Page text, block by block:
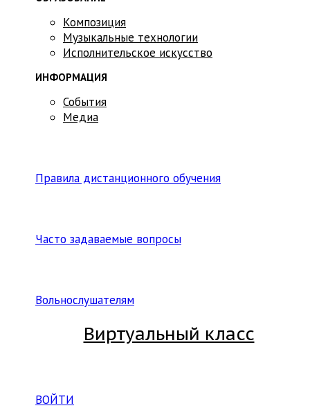
Композиция
Музыкальные технологии
Исполнительское искусство
ИНФОРМАЦИЯ
События
Медиа
Правила дистанционного обучения
Часто задаваемые вопросы
Вольнослушателям
Виртуальный класс
ВОЙТИ